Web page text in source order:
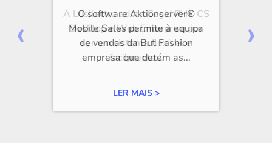
O software Aktionserver®
Mobile Sales permite à equipa
de vendas da But Fashion
empresa que detém as...
LER MAIS >
‹ ›